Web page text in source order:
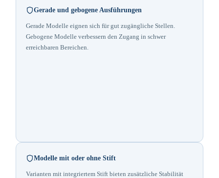
Gerade und gebogene Ausführungen
Gerade Modelle eignen sich für gut zugängliche Stellen.
Gebogene Modelle verbessern den Zugang in schwer
erreichbaren Bereichen.
Modelle mit oder ohne Stift
Varianten mit integriertem Stift bieten zusätzliche Stabilität